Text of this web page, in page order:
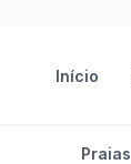
Início
Praias